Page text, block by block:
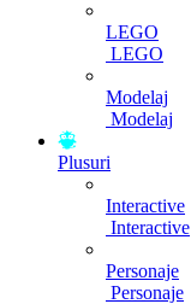
LEGO
LEGO
Modelaj
Modelaj
Plusuri
Interactive
Interactive
Personaje
Personaje